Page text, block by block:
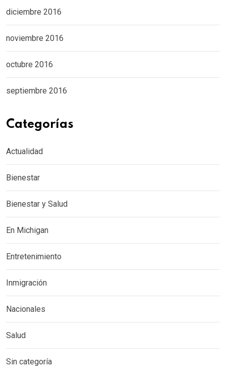
diciembre 2016
noviembre 2016
octubre 2016
septiembre 2016
Categorías
Actualidad
Bienestar
Bienestar y Salud
En Michigan
Entretenimiento
Inmigración
Nacionales
Salud
Sin categoría